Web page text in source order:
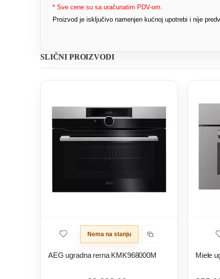
* Sve cene su sa uračunatim PDV-om.
Proizvod je isključivo namenjen kućnoj upotrebi i nije
SLIČNI PROIZVODI
Nema na stanju
AEG ugradna rerna KMK968000M Miele